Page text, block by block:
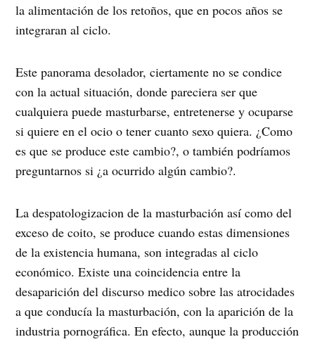
la alimentación de los retoños, que en pocos años se
integraran al ciclo.
Este panorama desolador, ciertamente no se condice
con la actual situación, donde pareciera ser que
cualquiera puede masturbarse, entretenerse y ocuparse
si quiere en el ocio o tener cuanto sexo quiera. ¿Como
es que se produce este cambio?, o también podríamos
preguntarnos si ¿a ocurrido algún cambio?.
La despatologizacion de la masturbación así como del
exceso de coito, se produce cuando estas dimensiones
de la existencia humana, son integradas al ciclo
económico. Existe una coincidencia entre la
desaparición del discurso medico sobre las atrocidades
a que conducía la masturbación, con la aparición de la
industria pornográfica. En efecto, aunque la producción